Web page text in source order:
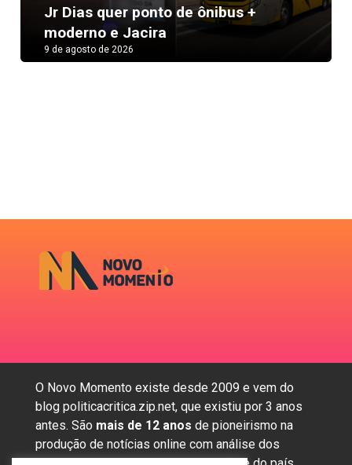
Jr Dias quer ponto de ônibus +
moderno e Jacira
9 de agosto de 2026
Next
O Novo Momento existe desde 2009 e vem do
blog politicacritica.zip.net, que existiu por 3 anos
antes. São mais de 12 anos de pioneirismo na
produção de notícias online com análise dos